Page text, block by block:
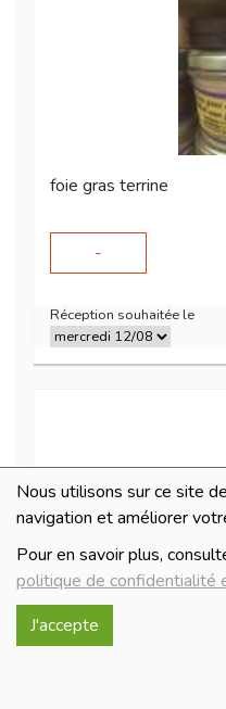
Nous utilisons sur ce site
navigation et améliorer
Pour en savoir plus,
politique de confidentialité
J'accepte
foie gras terrine
-
Réception souhaitée le
gésier confit